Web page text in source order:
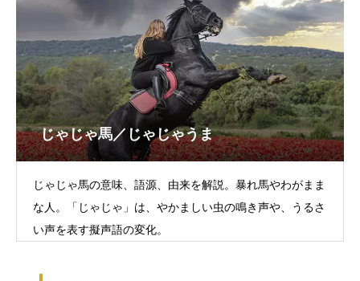
じゃじゃ馬／じゃじゃうま
じゃじゃ馬の意味、語源、由来を解説。暴れ馬やわがまま
な人。「じゃじゃ」は、やかましい虫の鳴き声や、うるさ
い声を表す擬声語の変化。